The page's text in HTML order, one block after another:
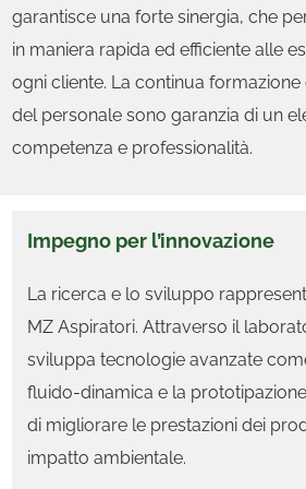
garantisce una forte sinergia, che
in maniera rapida ed efficiente alle
ogni cliente. La continua formazione
del personale sono garanzia di un
competenza e professionalità.
Impegno per l’innovazione
La ricerca e lo sviluppo
MZ Aspiratori. Attraverso il
sviluppa tecnologie avanzate
fluido-dinamica e la prototipazione
di migliorare le prestazioni dei
impatto ambientale.